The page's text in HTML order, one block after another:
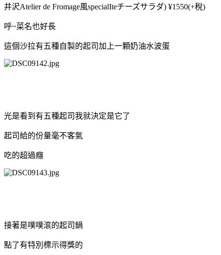
井沢Atelier de Fromage風specialIteチーズサラダ) ¥1550(+稅)
呼~菜名也好長
這個沙拉有五種自製的起司加上一顆奶油水波蛋
光是看到有五種起司我就決定是它了
起司給的份量毫不客氣
吃的超過癮
接著是噗噗滾的起司鍋
點了有特別標示得獎的